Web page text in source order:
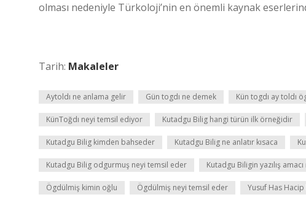
olması nedeniyle Türkoloji’nin en önemli kaynak
Tarih: Makaleler
Aytoldı ne anlama gelir Gün togdı ne demek Kün togdı ay toldı
KünToğdı neyi temsil ediyor Kutadgu Bilig hangi türün ilk örneğidir
Kutadgu Bilig kimden bahseder Kutadgu Bilig ne anlatır kısaca
Kutadgu Bilig odgurmuş neyi temsil eder Kutadgu Biligin yazılış
Ögdülmiş kimin oğlu Ögdülmiş neyi temsil eder Yusuf Has